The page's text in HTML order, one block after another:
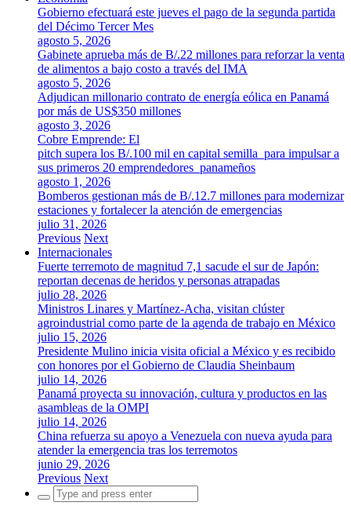
Gobierno efectuará este jueves el pago de la segunda partida
del Décimo Tercer Mes
agosto 5, 2026
Gabinete aprueba más de B/.22 millones para reforzar la venta
de alimentos a bajo costo a través del IMA
agosto 5, 2026
Adjudican millonario contrato de energía eólica en Panamá
por más de US$350 millones
agosto 3, 2026
Cobre Emprende: El
pitch supera los B/.100 mil en capital semilla para impulsar a
sus primeros 20 emprendedores panameños
agosto 1, 2026
Bomberos gestionan más de B/.12.7 millones para modernizar
estaciones y fortalecer la atención de emergencias
julio 31, 2026
Previous Next
Internacionales
Fuerte terremoto de magnitud 7,1 sacude el sur de Japón:
reportan decenas de heridos y personas atrapadas
julio 28, 2026
Ministros Linares y Martínez-Acha, visitan clúster
agroindustrial como parte de la agenda de trabajo en México
julio 15, 2026
Presidente Mulino inicia visita oficial a México y es recibido
con honores por el Gobierno de Claudia Sheinbaum
julio 14, 2026
Panamá proyecta su innovación, cultura y productos en las
asambleas de la OMPI
julio 14, 2026
China refuerza su apoyo a Venezuela con nueva ayuda para
atender la emergencia tras los terremotos
junio 29, 2026
Previous Next
Search
for: